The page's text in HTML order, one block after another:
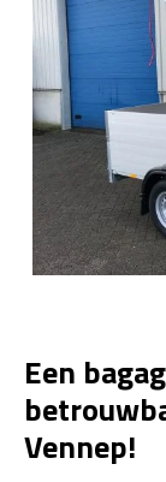
Een
Vennep!